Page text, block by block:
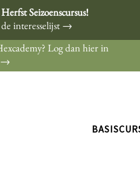
Seizoenscursus!
interesselijst →
Log dan hier in
→